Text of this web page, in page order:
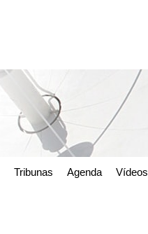
Tribunas Agenda Vídeos